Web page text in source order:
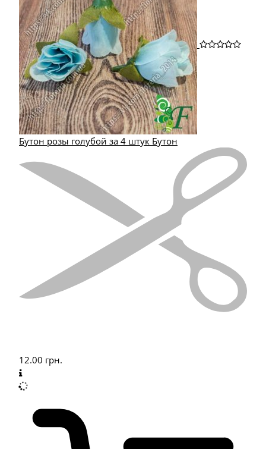
Бутон розы голубой за 4 штук Бутон
12.00 грн.